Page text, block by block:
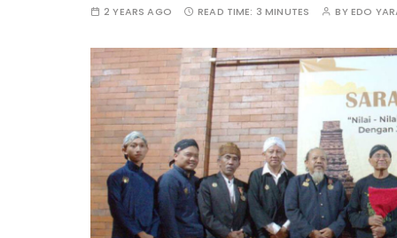
2 YEARS AGO READ TIME: 3 MINUTES BYEDO